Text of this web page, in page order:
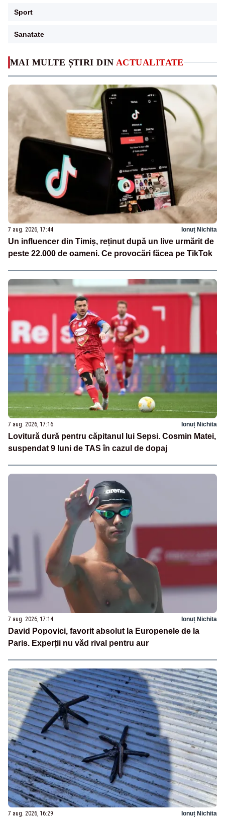
MAI MULTE ȘTIRI DIN ACTUALITATE
7 aug. 2026, 17:44 Ionuț Nichita
Un influencer din Timiș, reținut după un live urmărit de
peste 22.000 de oameni. Ce provocări făcea pe TikTok
7 aug. 2026, 17:16 Ionuț Nichita
Lovitură dură pentru căpitanul lui Sepsi. Cosmin Matei,
suspendat 9 luni de TAS în cazul de dopaj
7 aug. 2026, 17:14 Ionuț Nichita
David Popovici, favorit absolut la Europenele de la
Paris. Experții nu văd rival pentru aur
7 aug. 2026, 16:29 Ionuț Nichita
Sport
Sanatate